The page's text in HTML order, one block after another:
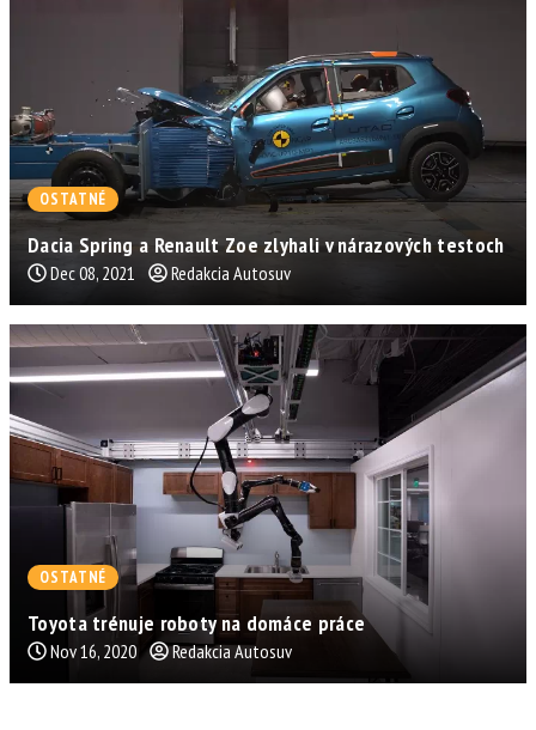
OSTATNÉ
Dacia Spring a Renault Zoe zlyhali v nárazových testoch
Dec 08, 2021 Redakcia Autosuv
OSTATNÉ
Toyota trénuje roboty na domáce práce
Nov 16, 2020 Redakcia Autosuv